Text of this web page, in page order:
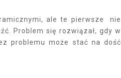
ale te pierwsze nie
Problem się rozwiązał, gdy w
problemu może stać na dość